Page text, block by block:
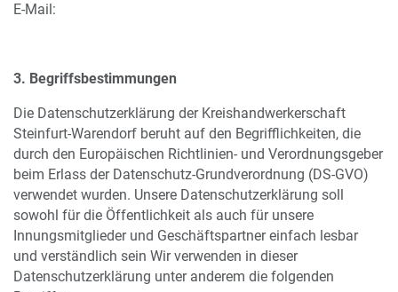
E-Mail:
3. Begriffsbestimmungen
Die Datenschutzerklärung der Kreishandwerkerschaft
Steinfurt-Warendorf beruht auf den Begrifflichkeiten, die
durch den Europäischen Richtlinien- und Verordnungsgeber
beim Erlass der Datenschutz-Grundverordnung (DS-GVO)
verwendet wurden. Unsere Datenschutzerklärung soll
sowohl für die Öffentlichkeit als auch für unsere
Innungsmitglieder und Geschäftspartner einfach lesbar
und verständlich sein Wir verwenden in dieser
Datenschutzerklärung unter anderem die folgenden